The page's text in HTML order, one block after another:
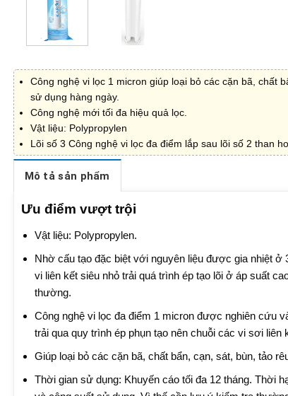
Công nghệ vi lọc 1 micron giúp loại bỏ các cặn bã, chất
sử dụng hàng ngày.
Công nghệ mới tối đa hiệu quả lọc.
Vật liệu: Polypropylen
Lõi số 3 Công nghệ vi lọc đa điểm lắp sau lõi số 2 than
Mô tả sản phẩm
Ưu điểm vượt trội
Vật liệu: Polypropylen.
Nhờ cấu tạo đặc biệt với nguyên liệu được gia nhiệt
vi liên kết siêu nhỏ trải quá trình ép tạo lõi ở áp suất
thường.
Công nghệ vi lọc đa điểm 1 micron được nghiên cứu
trải qua quy trình ép phụn tạo nên chuỗi các vi sơi
Giúp loại bỏ các cặn bã, chất bẩn, cạn, sát, bùn, tảo
Thời gian sử dụng: Khuyến cáo tối đa 12 tháng. Thời